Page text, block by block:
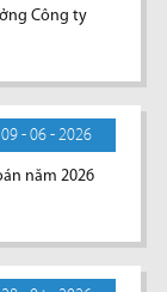
Công ty
09 - 06 - 2026
năm 2026